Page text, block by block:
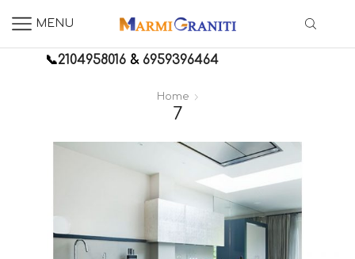
MENU
📞2104958016 &6959396464
Home
7